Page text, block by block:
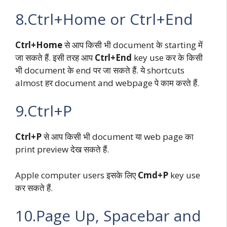
8.Ctrl+Home or Ctrl+End
Ctrl+Homeसे आप किसी भी document के starting में
जा सकते हैं. इसी तरह आपCtrl+End key use कर के किसी
भी document के end पर जा सकते हैं. ये shortcuts
almost हर document and webpage पे काम करते हैं.
9.Ctrl+P
Ctrl+Pसे आप किसी भी document या web page का
print preview देख सकते हैं.
Apple computer users इसके लिएCmd+P key use
कर सकते हैं.
10.Page Up, Spacebar and